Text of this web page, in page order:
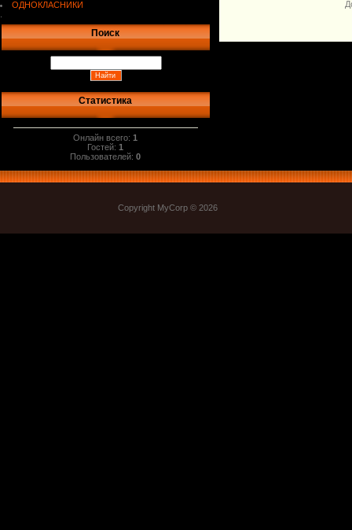
ОДНОКЛАСНИКИ
Поиск
Статистика
Онлайн всего:1
Гостей:1
Пользователей:0
Copyright MyCorp © 2026